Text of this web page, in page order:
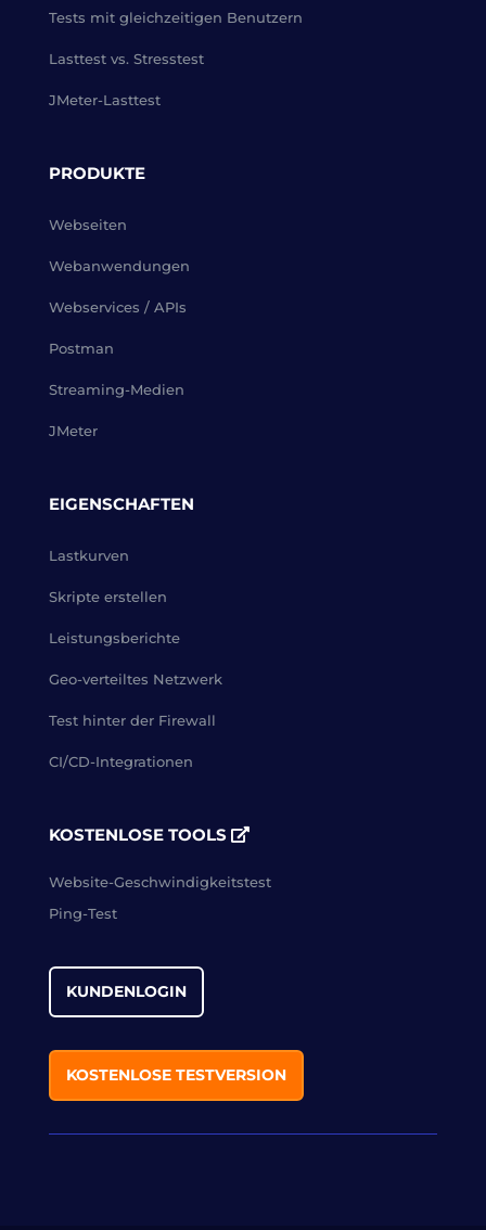
Tests mit gleichzeitigen Benutzern
Lasttest vs. Stresstest
JMeter-Lasttest
PRODUKTE
Webseiten
Webanwendungen
Webservices / APIs
Postman
Streaming-Medien
JMeter
EIGENSCHAFTEN
Lastkurven
Skripte erstellen
Leistungsberichte
Geo-verteiltes Netzwerk
Test hinter der Firewall
CI/CD-Integrationen
KOSTENLOSE TOOLS
Website-Geschwindigkeitstest
Ping-Test
KUNDENLOGIN
KOSTENLOSE TESTVERSION